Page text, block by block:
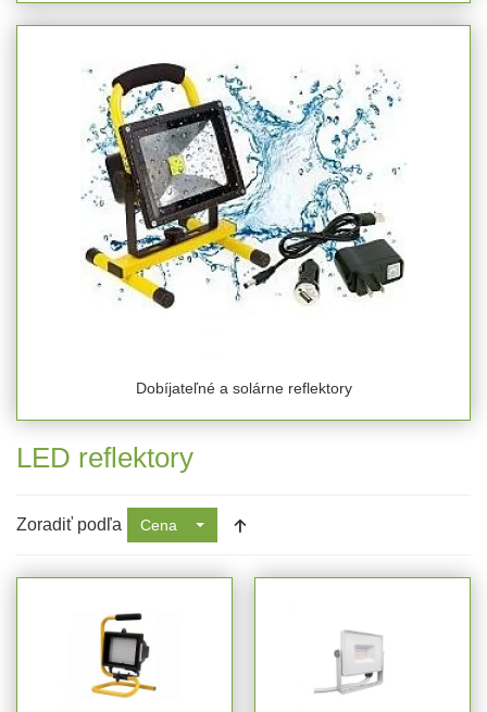
Dobíjateľné a solárne reflektory
LED reflektory
Zoradiť podľa Cena